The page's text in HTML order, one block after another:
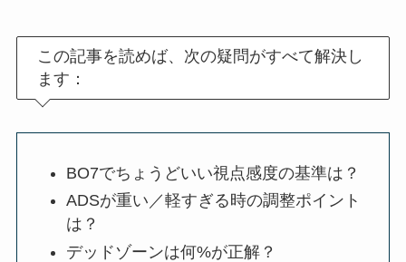
この記事を読めば、次の疑問がすべて解決し
ます：
BO7でちょうどいい視点感度の基準は？
ADSが重い／軽すぎる時の調整ポイント
は？
デッドゾーンは何%が正解？